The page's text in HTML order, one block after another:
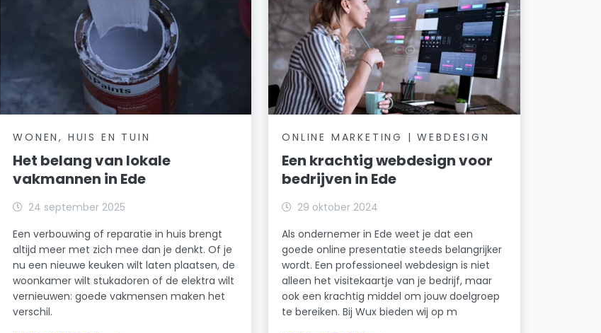
WONEN, HUIS EN TUIN
Het belang van lokale
vakmannen in Ede
24 september 2025
Een verbouwing of reparatie in huis brengt
altijd meer met zich mee dan je denkt. Of je
nu een nieuwe keuken wilt laten plaatsen, de
woonkamer wilt stukadoren of de elektra wilt
vernieuwen: goede vakmensen maken het
verschil.
ONLINE MARKETING | WEBDESIGN
Een krachtig webdesign voor
bedrijven in Ede
29 oktober 2024
Als ondernemer in Ede weet je dat een
goede online presentatie steeds belangrijker
wordt. Een professioneel webdesign is niet
alleen het visitekaartje van je bedrijf, maar
ook een krachtig middel om jouw doelgroep
te bereiken. Bij Wux bieden wij op m